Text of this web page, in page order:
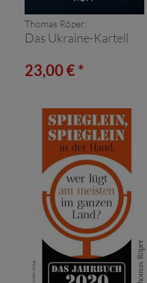
Thomas Röper:
Das Ukraine-Kartell
23,00 € *